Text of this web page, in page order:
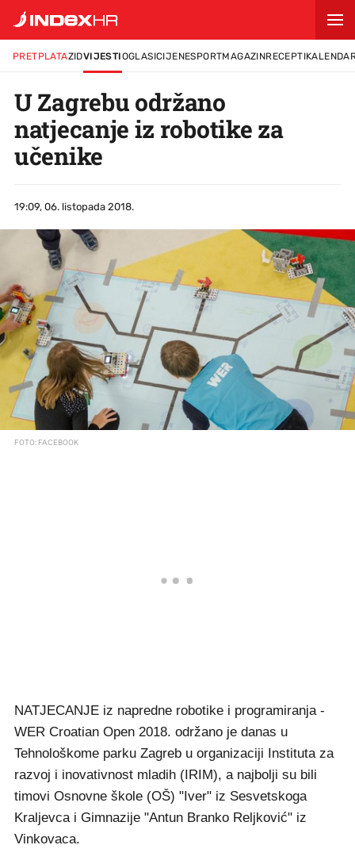
PRETPLATAZIDVIJESTIOGLASICIJENESPORTMAGAZINRECEPTI
U Zagrebu održano
natjecanje iz robotike za
učenike
19:09, 06. listopada 2018.
FOTO: FACEBOOK
NATJECANJE iz napredne robotike i programiranja -
WER Croatian Open 2018. održano je danas u
Tehnološkome parku Zagreb u organizaciji Instituta za
razvoj i inovativnost mladih (IRIM), a najbolji su bili
timovi Osnovne škole (OŠ) "Iver" iz Sesvetskoga
Kraljevca i Gimnazije "Antun Branko Reljković" iz
Vinkovaca.